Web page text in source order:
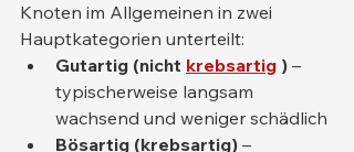
Knoten im Allgemeinen in zwei
Hauptkategorien unterteilt:
Gutartig (nicht krebsartig ) –
typischerweise langsam
wachsend und weniger schädlich
Bösartig (krebsartig) –